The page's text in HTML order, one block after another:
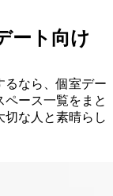
ート向け
るなら、個室デー
ペース一覧をまと
な人と素晴らし